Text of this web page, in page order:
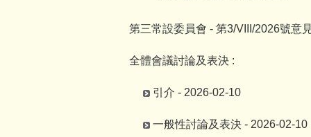
第三常設委員會 - 第3/VIII/2026號意
全體會議討論及表決 :
引介 - 2026-02-10
一般性討論及表決 - 2026-02-10